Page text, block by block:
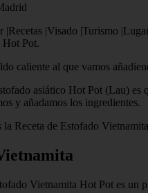
|Recetas |Visado |Turismo
Hot Pot.
caliente al que vamos
asiático Hot Pot (Lau) es
y añadamos los ingredientes.
la Receta de Estofado
Vietnamita Hot Pot es un